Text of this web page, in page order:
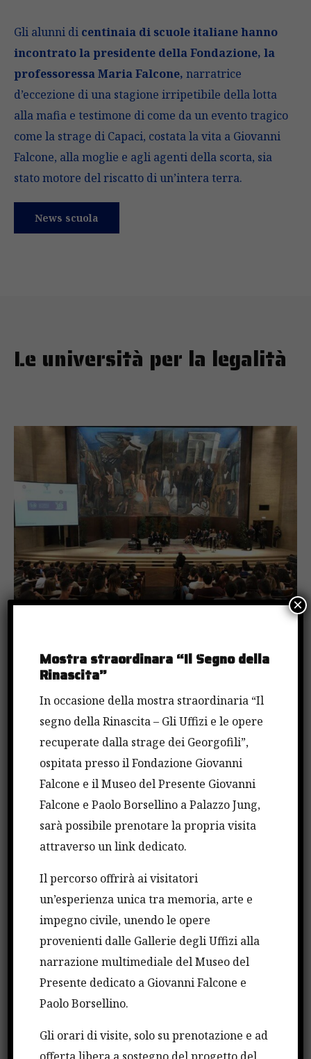
Gli alunni di centinaia di scuole italiane hanno
incontrato la presidente della Fondazione, la
professoressa Maria Falcone, narratrice
d’eccezione di una stagione irripetibile della lotta
alla mafia e testimone di come da un evento tragico
come la strage di Capaci, costata la vita a Giovanni
Falcone, alla moglie e agli agenti della scorta, sia
stato motore del riscatto di un’intera terra.
News scuola
Le università per la legalità
Consiglio Nazionale degli Studenti Universitari e la
Conferenza dei Rettori Italiani, hanno dato vita a
manifestazione
Lo scopo èpromuovere e diffondere l’impegno
dell’antimafia nel mondo accademico
scelto ogni anno, gli studenti realizzano
progetti:seminari, ricerche, spettacoli teatrali,
video inchieste.
Nel corso di una cerimonia, ospitata ogni edizione da
un differente ateneo, i lavori vengono presentati alla
presenza di esponenti delle istituzioni e del mondo
accademico.
Mostra straordinara “Il Segno della
Rinascita”
In occasione della mostra straordinaria “Il
segno della Rinascita – Gli Uffizi e le opere
recuperate dalla strage dei Georgofili”,
ospitata presso il Fondazione Giovanni
Falcone e il Museo del Presente Giovanni
Falcone e Paolo Borsellino a Palazzo Jung,
sarà possibile prenotare la propria visita
attraverso un link dedicato.
Il percorso offrirà ai visitatori
un’esperienza unica tra memoria, arte e
impegno civile, unendo le opere
provenienti dalle Gallerie degli Uffizi alla
narrazione multimediale del Museo del
Presente dedicato a Giovanni Falcone e
Paolo Borsellino.
Gli orari di visite, solo su prenotazione e ad
×